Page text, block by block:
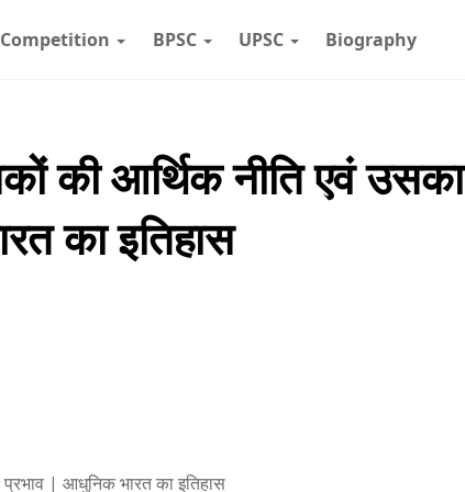
BPSC UPSC Biography
की आर्थिक नीति एवं उसका
का इतिहास
प्रभाव | आधुनिक भारत का इतिहास